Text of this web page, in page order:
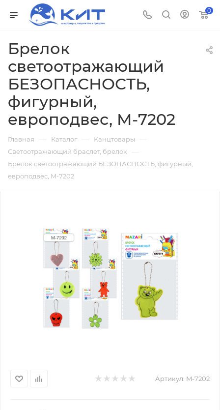
0
Брелок
светоотражающий
БЕЗОПАСНОСТЬ,
фигурный,
европодвес, M-7202
Главная — Каталог — Канцтовары —
Светоотражающий браслет, брелок —
Брелок светоотражающий БЕЗОПАСНОСТЬ, фигурный,
европодвес, M-7202
Артикул: M-7202